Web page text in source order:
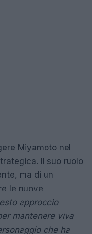
Miyamoto nel
Il suo ruolo
ma di un
le nuove
approccio
mantenere viva
che ha